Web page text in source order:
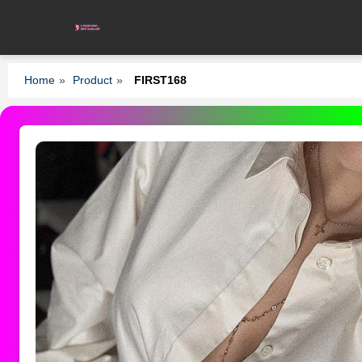
Home » Product » FIRST168